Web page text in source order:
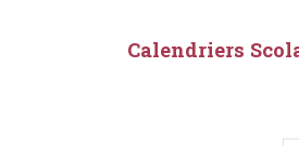
Calendriers